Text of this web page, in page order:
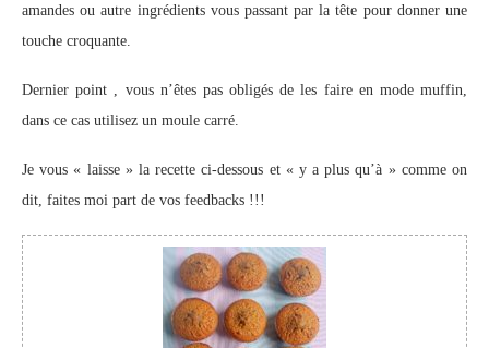
amandes ou autre ingrédients vous passant par la tête pour donner une
touche croquante.
Dernier point , vous n’êtes pas obligés de les faire en mode muffin,
dans ce cas utilisez un moule carré.
Je vous « laisse » la recette ci-dessous et « y a plus qu’à » comme on
dit, faites moi part de vos feedbacks !!!